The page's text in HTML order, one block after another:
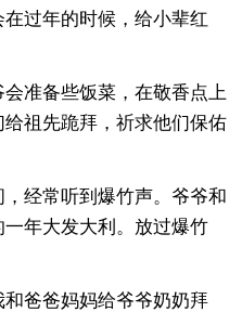
过年的时候，给小辈红
准备些饭菜，在敬香点上
祖先跪拜，祈求他们保佑
经常听到爆竹声。爷爷和
年大发大利。放过爆竹
爸爸妈妈给爷爷奶奶拜